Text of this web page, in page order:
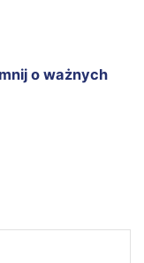
o ważnych